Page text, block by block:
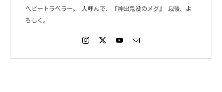
ヘビートラベラー。 人呼んで、『神出鬼没のメグ』 以後、よ
ろしく。